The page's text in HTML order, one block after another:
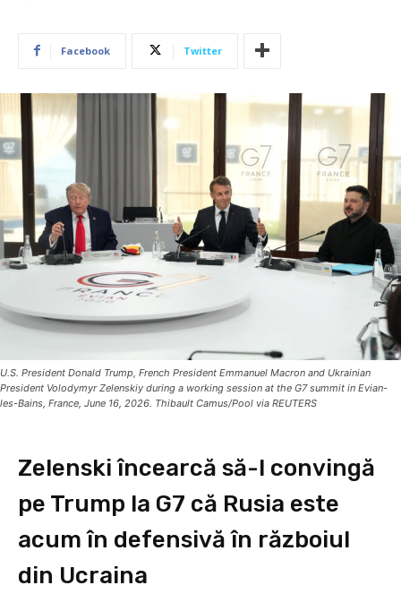
Facebook Twitter
U.S. President Donald Trump, French President Emmanuel Macron and Ukrainian
President Volodymyr Zelenskiy during a working session at the G7 summit in Evian-
les-Bains, France, June 16, 2026. Thibault Camus/Pool via REUTERS
Zelenski încearcă să-l convingă
pe Trump la G7 că Rusia este
acum în defensivă în războiul
din Ucraina